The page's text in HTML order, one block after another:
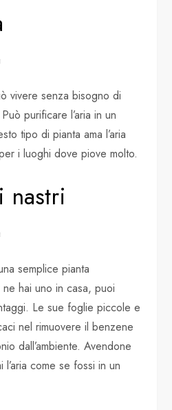
vivere senza bisogno di
purificare l’aria in un
tipo di pianta ama l’aria
i luoghi dove piove molto.
nastri
semplice pianta
hai uno in casa, puoi
Le sue foglie piccole e
nel rimuovere il benzene
dall’ambiente. Avendone
come se fossi in un